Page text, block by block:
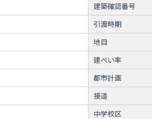
建築確認番号
引渡時期
地目
建ぺい率
都市計画
接道
中学校区